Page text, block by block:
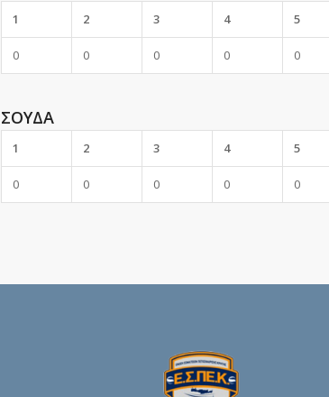
1 2 3 4 5
0 0 0 0 0
ΣΟΥΔΑ
1 2 3 4 5
0 0 0 0 0